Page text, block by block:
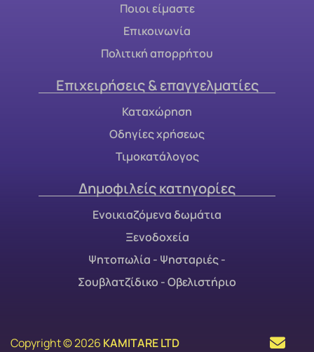
Ποιοι είμαστε
Επικοινωνία
Πολιτική απορρήτου
Επιχειρήσεις & επαγγελματίες
Καταχώρηση
Οδηγίες χρήσεως
Τιμοκατάλογος
Δημοφιλείς κατηγορίες
Ενοικιαζόμενα δωμάτια
Ξενοδοχεία
Ψητοπωλία - Ψησταριές -
Σουβλατζίδικο - Οβελιστήριο
Copyright © 2026 KAMITARE LTD